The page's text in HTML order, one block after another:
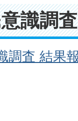
識調
調査 結果